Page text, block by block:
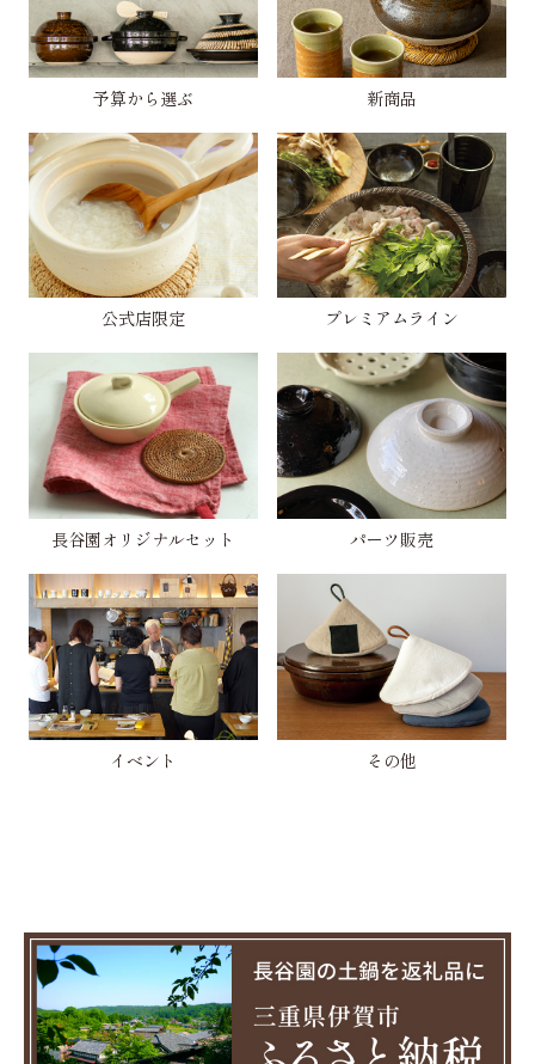
予算から選ぶ 新商品
公式店限定 プレミアムライン
長谷園オリジナルセット パーツ販売
イベント その他